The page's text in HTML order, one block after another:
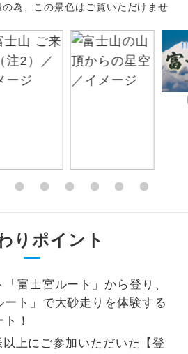
為、この景色はご覧いただけませ
りポイント
富士宮ルート」から登り、
ト」で大砂走りを体験する
！
上にご参加いただいた【登
泉地にも宿泊するコースです。
宿泊ホテルに露天風呂が付いていま
。
宿泊ホテルに大浴場が付いています。
部屋にてゆっくりとお召し上がりいた
りの音を気にせず、ガイドさんの説明
じっくり聞くことができます。
名様から出発可能な個人型プランで
名様から出発可能な個人型プランで
。